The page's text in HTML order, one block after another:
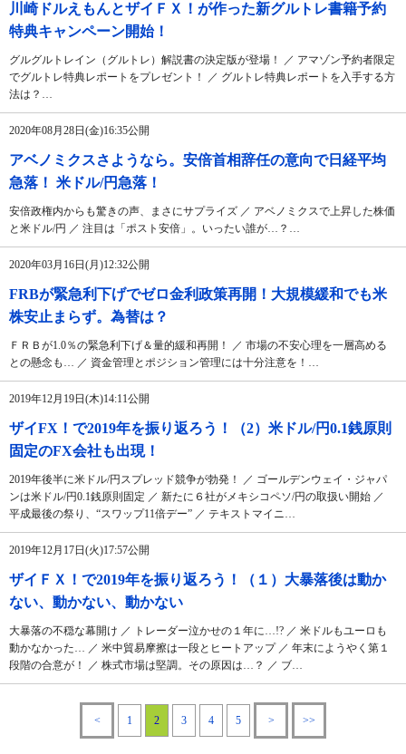
川崎ドルえもんとザイＦＸ！が作った新グルトレ書籍予約
特典キャンペーン開始！
グルグルトレイン（グルトレ）解説書の決定版が登場！ ／ アマゾン予約者限定
でグルトレ特典レポートをプレゼント！ ／ グルトレ特典レポートを入手する方
法は？…
2020年08月28日(金)16:35公開
アベノミクスさようなら。安倍首相辞任の意向で日経平均
急落！ 米ドル/円急落！
安倍政権内からも驚きの声、まさにサプライズ ／ アベノミクスで上昇した株価
と米ドル/円 ／ 注目は「ポスト安倍」。いったい誰が…？…
2020年03月16日(月)12:32公開
FRBが緊急利下げでゼロ金利政策再開！大規模緩和でも米
株安止まらず。為替は？
ＦＲＢが1.0％の緊急利下げ＆量的緩和再開！ ／ 市場の不安心理を一層高める
との懸念も… ／ 資金管理とポジション管理には十分注意を！…
2019年12月19日(木)14:11公開
ザイFX！で2019年を振り返ろう！（2）米ドル/円0.1銭原則
固定のFX会社も出現！
2019年後半に米ドル/円スプレッド競争が勃発！ ／ ゴールデンウェイ・ジャパ
ンは米ドル/円0.1銭原則固定 ／ 新たに６社がメキシコペソ/円の取扱い開始 ／
平成最後の祭り、“スワップ11倍デー” ／ テキストマイニ…
2019年12月17日(火)17:57公開
ザイＦＸ！で2019年を振り返ろう！（１）大暴落後は動か
ない、動かない、動かない
大暴落の不穏な幕開け ／ トレーダー泣かせの１年に…!? ／ 米ドルもユーロも
動かなかった… ／ 米中貿易摩擦は一段とヒートアップ ／ 年末にようやく第１
段階の合意が！ ／ 株式市場は堅調。その原因は…？ ／ ブ…
< 1 2 3 4 5 > >>